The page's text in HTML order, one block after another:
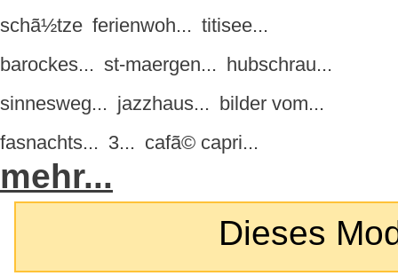
schã½tze ferienwoh... titisee...
barockes... st-maergen... hubschrau...
sinnesweg... jazzhaus... bilder vom...
fasnachts... 3... cafã© capri...
mehr...
Dieses